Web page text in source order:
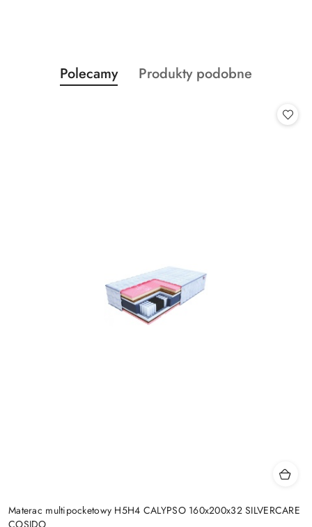
Pomiń karuzelę produktów
Produkty
o
Polecamy
Produkty
Produkty podobne
Materac multipocketowy H5H4 CALYPSO 160x200x32 SILVERCARE
COSIDO